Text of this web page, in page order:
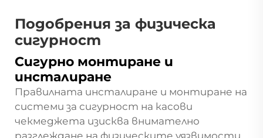
Подобрения за физическа
сигурност
Сигурно монтиране и
инсталиране
Правилната инсталиране и монтиране на
системи за сигурност на касови
чекмеджета изисква внимателно
разглеждане на физическите уязвимости